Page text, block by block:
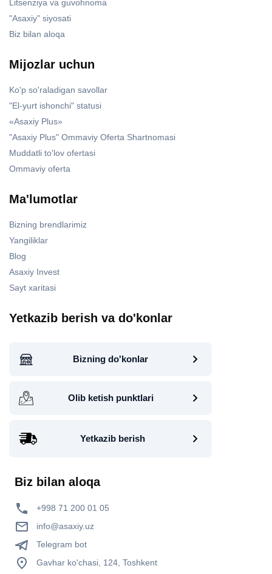
Litsenziya va guvohnoma
"Asaxiy" siyosati
Biz bilan aloqa
Mijozlar uchun
Ko'p so'raladigan savollar
"El-yurt ishonchi" statusi
«Asaxiy Plus»
"Asaxiy Plus" Ommaviy Oferta Shartnomasi
Muddatli to'lov ofertasi
Ommaviy oferta
Ma'lumotlar
Bizning brendlarimiz
Yangiliklar
Blog
Asaxiy Invest
Sayt xaritasi
Yetkazib berish va do'konlar
Bizning do'konlar
Olib ketish punktlari
Yetkazib berish
Biz bilan aloqa
+998 71 200 01 05
info@asaxiy.uz
Telegram bot
Gavhar ko'chasi, 124, Toshkent